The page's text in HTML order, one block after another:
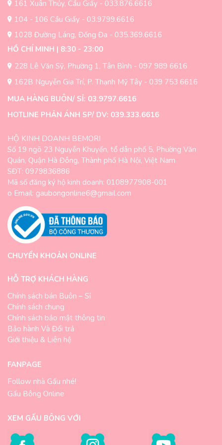
trên
sản
phẩm
161 Xuân Thủy, Cầu Giấy - 033.876.6616
104 - 106 Cầu Giấy - 03.9799.6616
1028 Đường Láng, Đống Đa - 035.369.6616
HỒ CHÍ MINH | 8:30 - 23:00
228 Lê Văn Sỹ, Phường 1, Tân Bình - 097 989 6616
162B Nguyễn Gia Trí, P. Thạnh Mỹ Tây - 039 753 6616
MUA HÀNG BUÔN/ SỈ: 03.9797.6616
HOTLINE PHẢN ÁNH SP/ DV: 039.333.6616
HỘ KINH DOANH BEMORI
Số 19 ngõ 23 Nguyễn Khuyến, tổ dân phố 5, Phường Văn
Quán, Quận Hà Đông, Thành phố Hà Nội, Việt Nam
SĐT: 0979836886
Mã số đăng ký hộ kinh doanh: 0108977908-001
o Email: gaubongonline6@gmail.com
CHUYỂN KHOẢN ONLINE
HỖ TRỢ KHÁCH HÀNG
Chính sách bán Buôn – Sỉ
Chính sách chung
Chính sách bảo mật thông tin
Bảo hành Và Đổi trả
Giới thiệu & Liên hệ
FANPAGE
Follow nhà Gấu nhé!
Gấu Bông Online
XEM GẤU BÔNG VỚI